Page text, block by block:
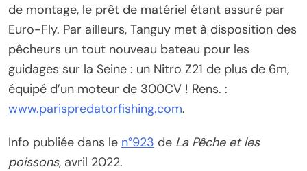
de montage, le prêt de matériel étant assuré par
Euro-Fly. Par ailleurs, Tanguy met à disposition des
pêcheurs un tout nouveau bateau pour les
guidages sur la Seine : un Nitro Z21 de plus de 6m,
équipé d’un moteur de 300CV ! Rens. :
www.parispredatorfishing.com.
Info publiée dans le n°923 de La Pêche et les
poissons, avril 2022.